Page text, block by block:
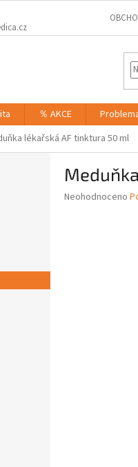
％ AKCE
lékařská AF tinktura 50 ml
Průměrné
Neohodnoceno